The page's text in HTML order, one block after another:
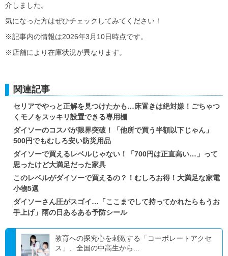
介しました。
気になった方はぜひチェックしてみてください！
※記事内の情報は2026年3月10日時点です。
※店舗により在庫状況が異なります。
関連記事
セリアでやっと正解を見つけたかも…床置きは絶対嫌！ごちゃつ
くモノをスッキリ設置できる専用棚
ダイソーのコスパが限界突破！「他所で買う半額以下じゃん」
500円でもむしろ安い防災用品
ダイソーで買えるレベルじゃない！「700円は正直高い…」って
思ったけど大満足だった家具
このレベルがダイソーで買えるの？！むしろお得！大満足な家電
小物5選
ダイソーさん圧がスゴイ…「ここまでして持ってかれたらもうお
手上げ」雨の日あるある予防シール
教育への探究心を刺激する「コーポレートアクセ
ス」、全国の中高生から...